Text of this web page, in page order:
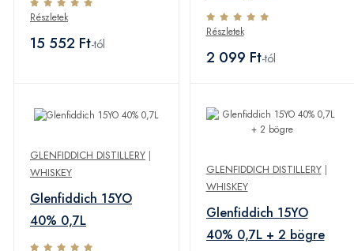
Részletek
15 552 Ft-tól
Részletek
2 099 Ft-tól
GLENFIDDICH DISTILLERY |
WHISKEY
Glenfiddich 15YO
40% 0,7L
GLENFIDDICH DISTILLERY|
WHISKEY
Glenfiddich 15YO
40% 0,7L + 2 bögre